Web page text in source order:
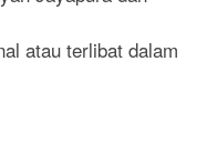
atau terlibat dalam